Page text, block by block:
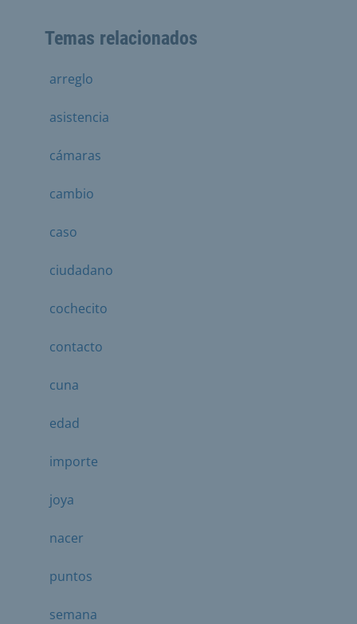
Temas relacionados
arreglo
asistencia
cámaras
cambio
caso
ciudadano
cochecito
contacto
cuna
edad
importe
joya
nacer
puntos
semana